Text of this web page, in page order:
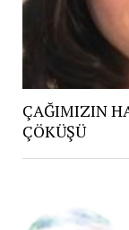
ÇAĞIMIZIN
ÇÖKÜŞÜ